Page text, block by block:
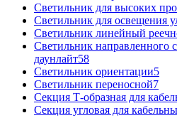
Светильник для высоких
Светильник для освещения
Светильник линейный
Светильник направленного
даунлайт58
Светильник ориентации5
Светильник переносной7
Секция Т-образная для
Секция угловая для